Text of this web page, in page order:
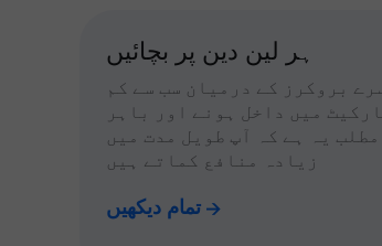
ہر لین دین پر بچائیں
بروکرز کے درمیان سب سے کم
میں داخل ہونے اور باہر
مطلب یہ ہے کہ آپ طویل مدت میں
زیادہ منافع کماتے ہیں
تمام دیکھیں